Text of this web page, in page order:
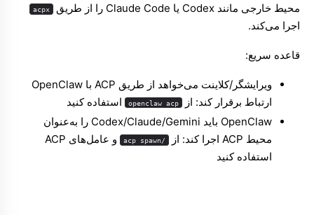
محیط خارجی مانند Codex یا Claude Code را از طریق
acpx
اجرا می‌کند.
قاعده سریع:
ویرایشگر/کلاینت می‌خواهد از طریق ACP با OpenClaw
ارتباط برقرار کند: از
openclaw acp استفاده کنید
OpenClaw باید Codex/Claude/Gemini را به‌عنوان
محیط ACP اجرا کند: از
/acp spawn و عامل‌های ACP
استفاده کنید